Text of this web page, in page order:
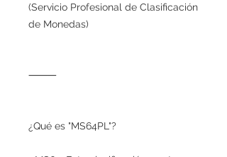
(Servicio Profesional de Clasificación
de Monedas)
⸻
¿Qué es "MS64PL"?